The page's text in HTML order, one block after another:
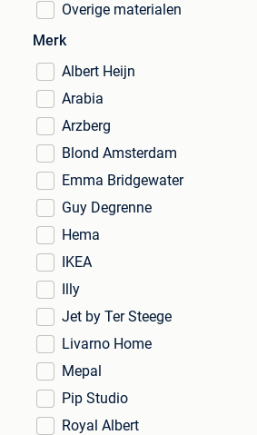
Overige materialen
Merk
Albert Heijn
Arabia
Arzberg
Blond Amsterdam
Emma Bridgewater
Guy Degrenne
Hema
IKEA
Illy
Jet by Ter Steege
Livarno Home
Mepal
Pip Studio
Royal Albert